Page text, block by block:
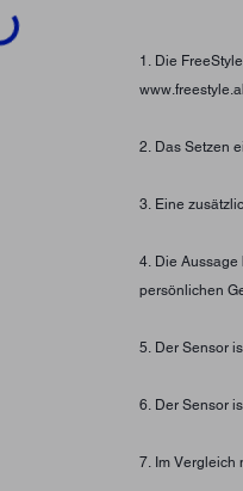
1. Die
2. Das Setzen
3. Eine
4. Die Aussage
persönlichen
5. Der Sensor
6. Der Sensor
7. Im Vergleich